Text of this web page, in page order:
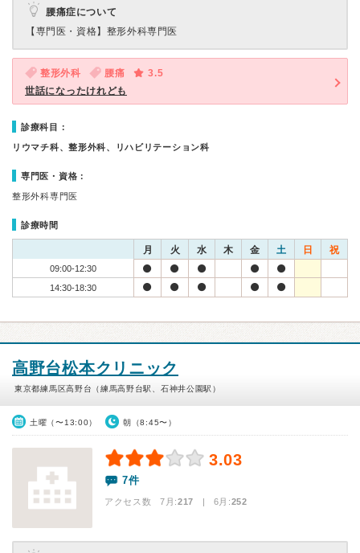
腰痛症について
【専門医・資格】 整形外科専門医
整形外科 腰痛
3.5
世話になったけれども
診療科目：
リウマチ科、整形外科、リハビリテーション科
専門医・資格：
整形外科専門医
診療時間
月 火 水 木 金 土 日 祝
09:00-12:30
14:30-18:30
高野台松本クリニック
東京都練馬区高野台（練馬高野台駅、石神井公園駅）
土曜（〜13:00） 朝（8:45〜）
3.03
7件
アクセス数 7月:217 | 6月:252